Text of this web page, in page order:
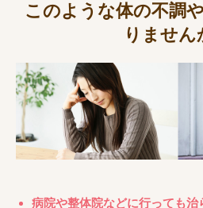
このような体の不調
りません
病院や整体院などに行っても